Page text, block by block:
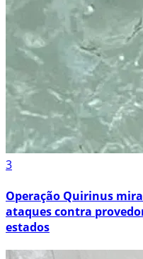
3
Operação Quirinus
ataques contra
estados